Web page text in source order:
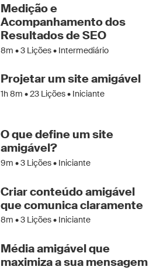
Medição e
Acompanhamento dos
Resultados de SEO
8m •3 Lições • Intermediário
Projetar um site amigável
1h 8m •23 Lições • Iniciante
O que define um site
amigável?
9m •3 Lições • Iniciante
Criar conteúdo amigável
que comunica claramente
8m •3 Lições • Iniciante
Média amigável que
maximiza a sua mensagem